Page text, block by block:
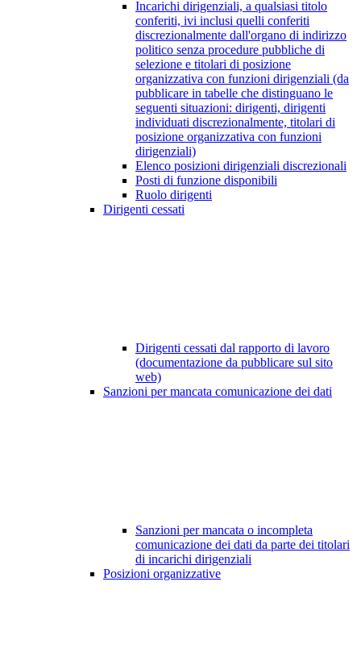
Incarichi dirigenziali, a qualsiasi titolo
conferiti, ivi inclusi quelli conferiti
discrezionalmente dall'organo di indirizzo
politico senza procedure pubbliche di
selezione e titolari di posizione
organizzativa con funzioni dirigenziali (da
pubblicare in tabelle che distinguano le
seguenti situazioni: dirigenti, dirigenti
individuati discrezionalmente, titolari di
posizione organizzativa con funzioni
dirigenziali)
Elenco posizioni dirigenziali discrezionali
Posti di funzione disponibili
Ruolo dirigenti
Dirigenti cessati
Dirigenti cessati dal rapporto di lavoro
(documentazione da pubblicare sul sito
web)
Sanzioni per mancata comunicazione dei dati
Sanzioni per mancata o incompleta
comunicazione dei dati da parte dei titolari
di incarichi dirigenziali
Posizioni organizzative